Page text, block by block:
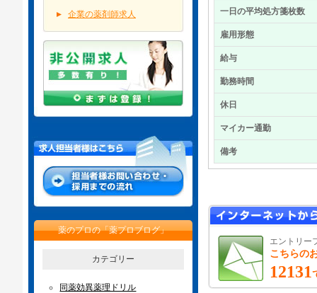
企業の薬剤師求人
薬のプロの「薬プロブログ」
カテゴリー
同薬効異薬理ドリル
一日の平均処方箋枚数
雇用形態
給与
勤務時間
休日
マイカー通勤
備考
エントリー
こちらの
12131